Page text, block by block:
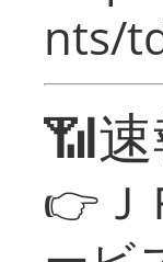
nts/
📶
👉Ｊ